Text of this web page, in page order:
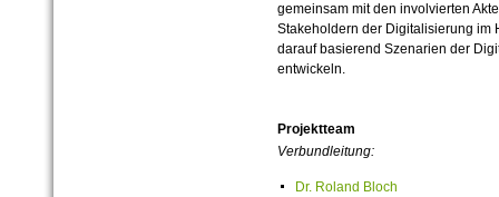
gemeinsam mit den involvierten
Stakeholdern der Digitalisierung im
darauf basierend Szenarien der
entwickeln.
Projektteam
Verbundleitung:
Dr. Roland Bloch